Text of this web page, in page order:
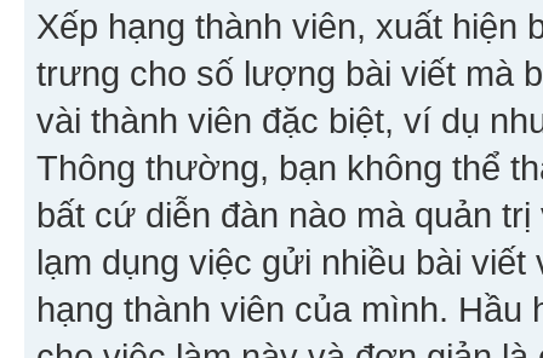
Xếp hạng thành viên, xuất
trưng cho số lượng bài viết mà
vài thành viên đặc biệt, ví dụ
Thông thường, bạn không thể
bất cứ diễn đàn nào mà quản
lạm dụng việc gửi nhiều bài
hạng thành viên của mình. Hầu